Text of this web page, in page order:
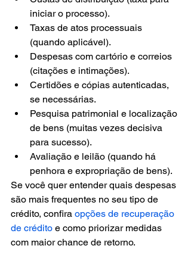
iniciar o processo).
Taxas de atos processuais
(quando aplicável).
Despesas com cartório e correios
(citações e intimações).
Certidões e cópias autenticadas,
se necessárias.
Pesquisa patrimonial e localização
de bens (muitas vezes decisiva
para sucesso).
Avaliação e leilão (quando há
penhora e expropriação de bens).
Se você quer entender quais despesas
são mais frequentes no seu tipo de
crédito, confira opções de recuperação
de crédito e como priorizar medidas
com maior chance de retorno.